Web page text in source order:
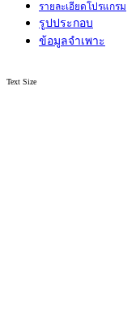
รายละเอียดโปรแกรม
รูปประกอบ
ข้อมูลจำเพาะ
Text Size